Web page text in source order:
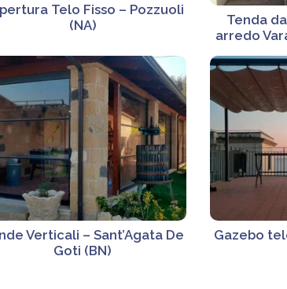
Telo Fisso – Pozzuoli
(NA)
Tenda
arredo
Verticali – Sant’Agata De
Goti (BN)
Gazebo